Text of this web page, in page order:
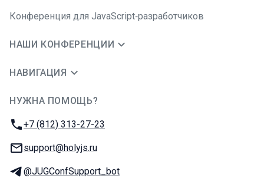
Конференция для JavaScript‑разработчиков
НАШИ КОНФЕРЕНЦИИ
НАВИГАЦИЯ
НУЖНА ПОМОЩЬ?
Телефон:
+7 (812) 313-27-23
E-mail:
support@holyjs.ru
Телеграм:
@JUGConfSupport_bot